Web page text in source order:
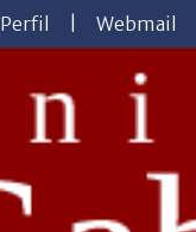
Perfil Webmail